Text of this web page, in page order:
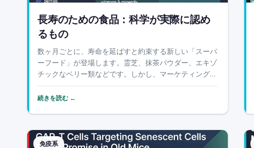
長寿のための食品：科学が実際に認め
るもの
数ヶ月ごとに、寿命を延ばすと約束する新しい「スーパ
ーフード」が登場します。霊芝、抹茶パウダー、エキゾ
チックなベリー類などです。しかし、マーケティングの
ノイズを取り除き、どの長寿食品が本当に厳しい科学的
テストに合格したのかを尋ねると、短く一貫したリスト
続きを読む ←
免疫系